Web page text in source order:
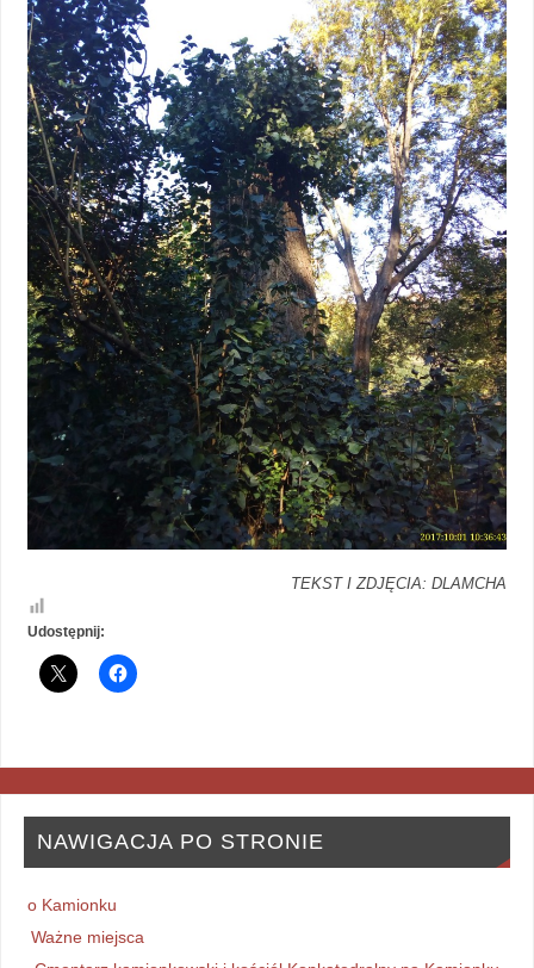
TEKST I ZDJĘCIA: DLAMCHA
Udostępnij:
NAWIGACJA PO STRONIE
o Kamionku
Ważne miejsca